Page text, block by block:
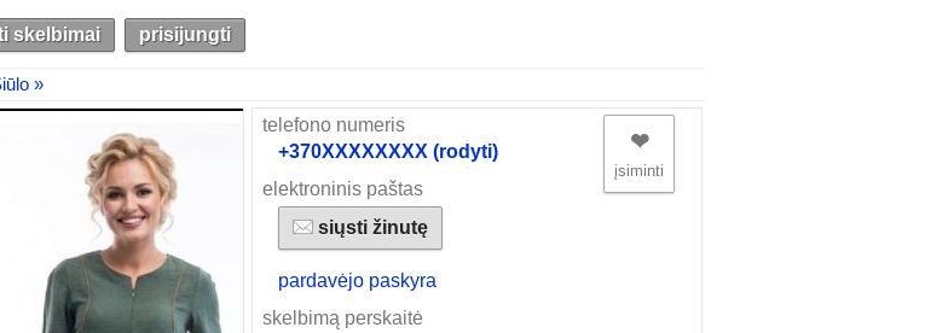
skelbimai prisijungti
»
telefono numeris
+370XXXXXXXX (rodyti)
elektroninis paštas
siųsti žinutę
pardavėjo paskyra
skelbimą perskaitė
❤︎
įsiminti